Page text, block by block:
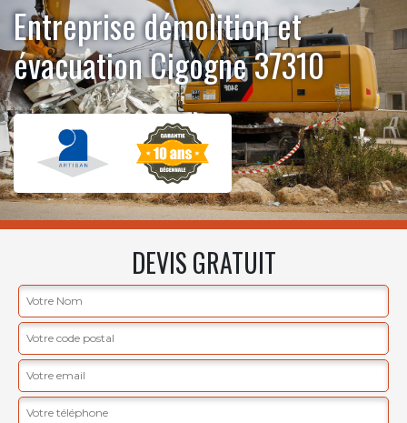
Entreprise démolition et
évacuation Cigogne 37310
DEVIS GRATUIT